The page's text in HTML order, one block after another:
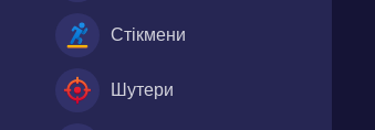
Стікмени
Шутери